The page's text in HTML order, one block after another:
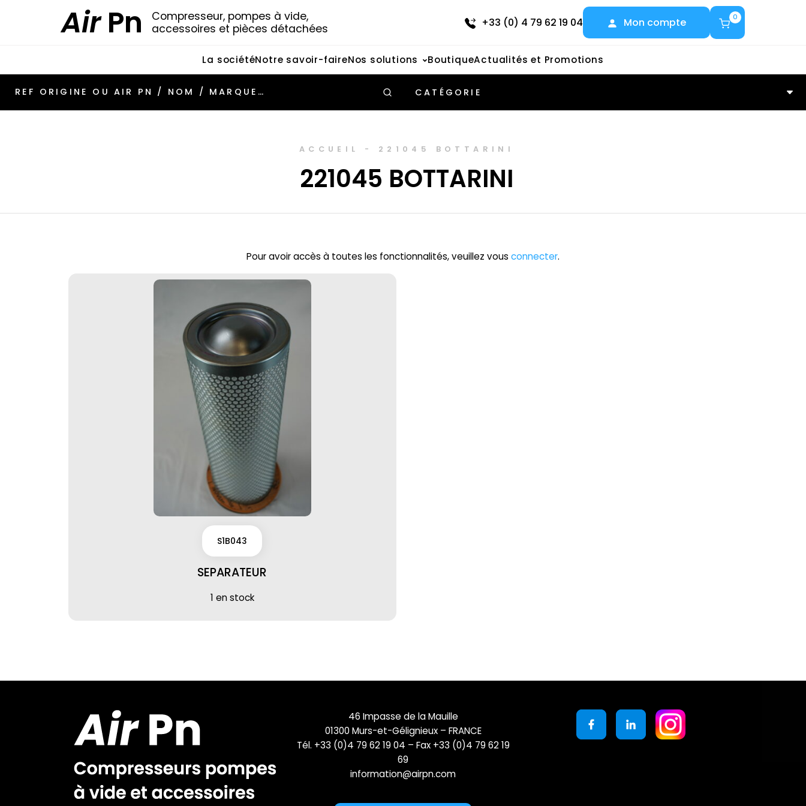
AirPn
Compresseur, pompes à vide,
accessoires et pièces détachées
+33 (0) 4 79 62 19 04 Mon compte 0
La sociétéNotre savoir-faireNos solutions BoutiqueActualités et Promotions
CATÉGORIE
ACCUEIL - 221045 BOTTARINI
221045 BOTTARINI
Pour avoir accès à toutes les fonctionnalités, veuillez vous connecter.
S1B043
SEPARATEUR
1 en stock
46 Impasse de la Mauille
01300 Murs-et-Gélignieux – FRANCE
Tél. +33 (0)4 79 62 19 04 – Fax +33 (0)4 79 62 19
69
information@airpn.com